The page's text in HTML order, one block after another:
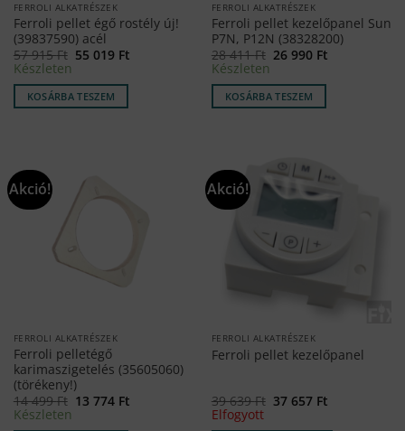
FERROLI ALKATRÉSZEK
Ferroli pellet égő rostély új!
(39837590) acél
57 915Ft Original
57
915 Ft.
55 019 FtCurrent
Készleten
KOSÁRBA TESZEM
FERROLI ALKATRÉSZEK
Ferroli pellet kezelőpanel Sun
P7N, P12N (38328200)
28 411Ft Original
28
411 Ft.
26 990 FtCurrent
Készleten
KOSÁRBA TESZEM
Akció!
FERROLI ALKATRÉSZEK
Ferroli pelletégő
karimaszigetelés (35605060)
(törékeny!)
14 499Ft Original
13 774 FtCurrent
Készleten
Akció!
FERROLI ALKATRÉSZEK
Ferroli pellet kezelőpanel
39 639Ft Original
37 657 FtCurrent
Elfogyott